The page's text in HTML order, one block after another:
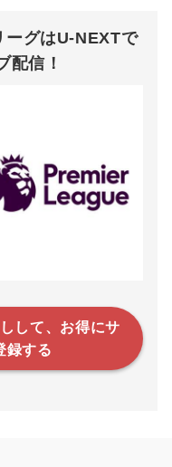
ーグはU-NEXTで
配信！
して、お得にサ
録する